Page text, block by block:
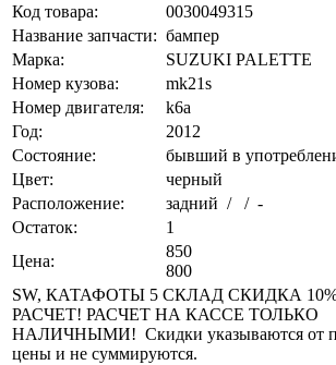
Код товара:
0030049315
Название запчасти: бампер
Марка:
SUZUKI PALETTE
Номер кузова:
mk21s
Номер двигателя:
k6a
Год:
2012
Состояние:
бывший в
Цвет:
черный
Расположение:
задний / / -
Остаток:
1
Цена:
850
800
SW, КАТАФОТЫ 5 СКЛАД СКИДКА
РАСЧЕТ! РАСЧЕТ НА КАССЕ ТОЛЬКО
НАЛИЧНЫМИ! Скидки указываются от
цены и не суммируются.